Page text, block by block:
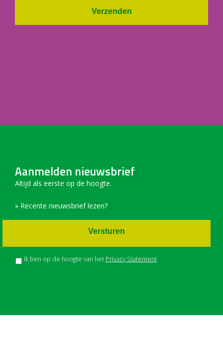
Verzenden
Aanmelden nieuwsbrief
Altijd als eerste op de hoogte.
» Recente nieuwsbrief lezen?
Ik ben op de hoogte van het Privacy Statement
Versturen